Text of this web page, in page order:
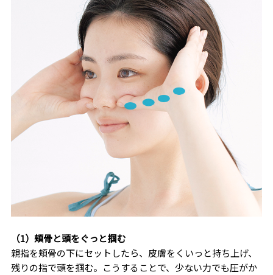
（1）頬骨と頭をぐっと掴む
親指を頬骨の下にセットしたら、皮膚をくいっと持ち上げ、
残りの指で頭を掴む。こうすることで、少ない力でも圧がか